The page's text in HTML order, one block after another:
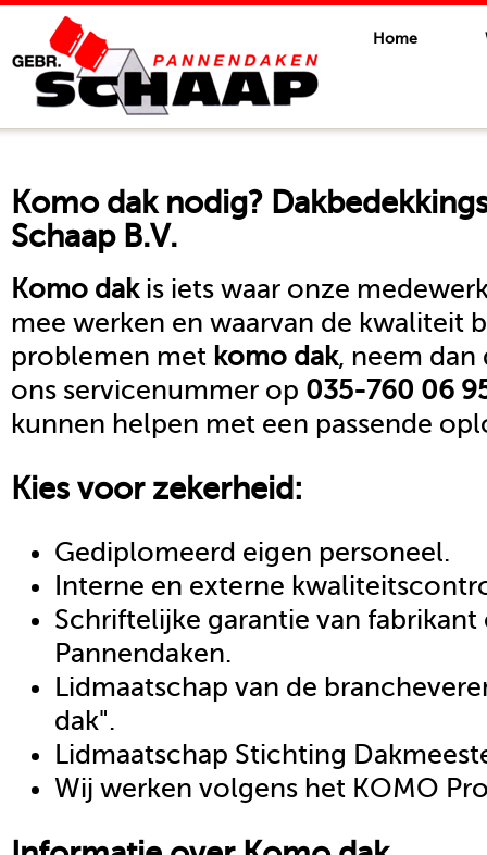
Home
Komo daknodig?
Schaap B.V.
Komo dakis iets waar onze
mee werken en waarvan de kwaliteit
problemen met komo dak, neem
ons servicenummer op 035-760 06
kunnen helpen met een passende
Kies voor zekerheid:
Gediplomeerd eigen personeel.
Interne en externe
Schriftelijke garantie van fabrikant
Pannendaken.
Lidmaatschap van de
dak".
Lidmaatschap Stichting
Wij werken volgens het KOMO